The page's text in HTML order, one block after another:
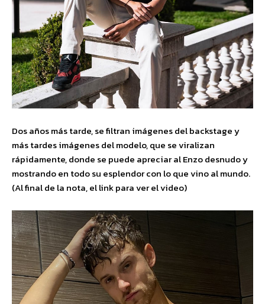
Dos años más tarde, se filtran imágenes del backstage y
más tardes imágenes del modelo, que se viralizan
rápidamente, donde se puede apreciar al Enzo desnudo y
mostrando en todo su esplendor con lo que vino al mundo.
(Al final de la nota, el link para ver el video)